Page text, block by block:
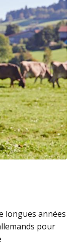
longues années
pour